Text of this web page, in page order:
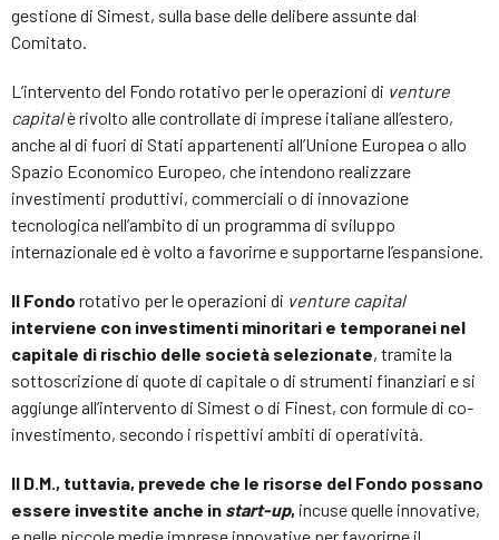
gestione di Simest, sulla base delle delibere assunte dal
Comitato.
L’intervento del Fondo rotativo per le operazioni di venture
capitalè rivolto alle controllate di imprese italiane all’estero,
anche al di fuori di Stati appartenenti all’Unione Europea o allo
Spazio Economico Europeo, che intendono realizzare
investimenti produttivi, commerciali o di innovazione
tecnologica nell’ambito di un programma di sviluppo
internazionale ed è volto a favorirne e supportarne l’espansione.
Il Fondo rotativo per le operazioni di venture capital
interviene con investimenti minoritari e temporanei nel
capitale di rischio delle società selezionate, tramite la
sottoscrizione di quote di capitale o di strumenti finanziari e si
aggiunge all’intervento di Simest o di Finest, con formule di co-
investimento, secondo i rispettivi ambiti di operatività.
Il D.M., tuttavia, prevede che le risorse del Fondo possano
essere investite anche in start-up, incuse quelle innovative,